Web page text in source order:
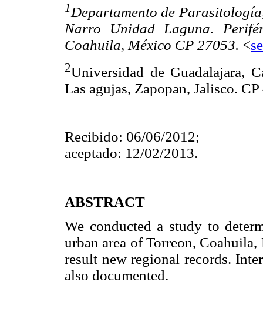
1 Departamento de
Narro Unidad Laguna.
Coahuila, México CP 27053. <
2Universidad de Guadalajara,
Las agujas, Zapopan, Jalisco.
Recibido: 06/06/2012;
aceptado: 12/02/2013.
ABSTRACT
We conducted a study to
urban area of Torreon,
result new regional records.
also documented.